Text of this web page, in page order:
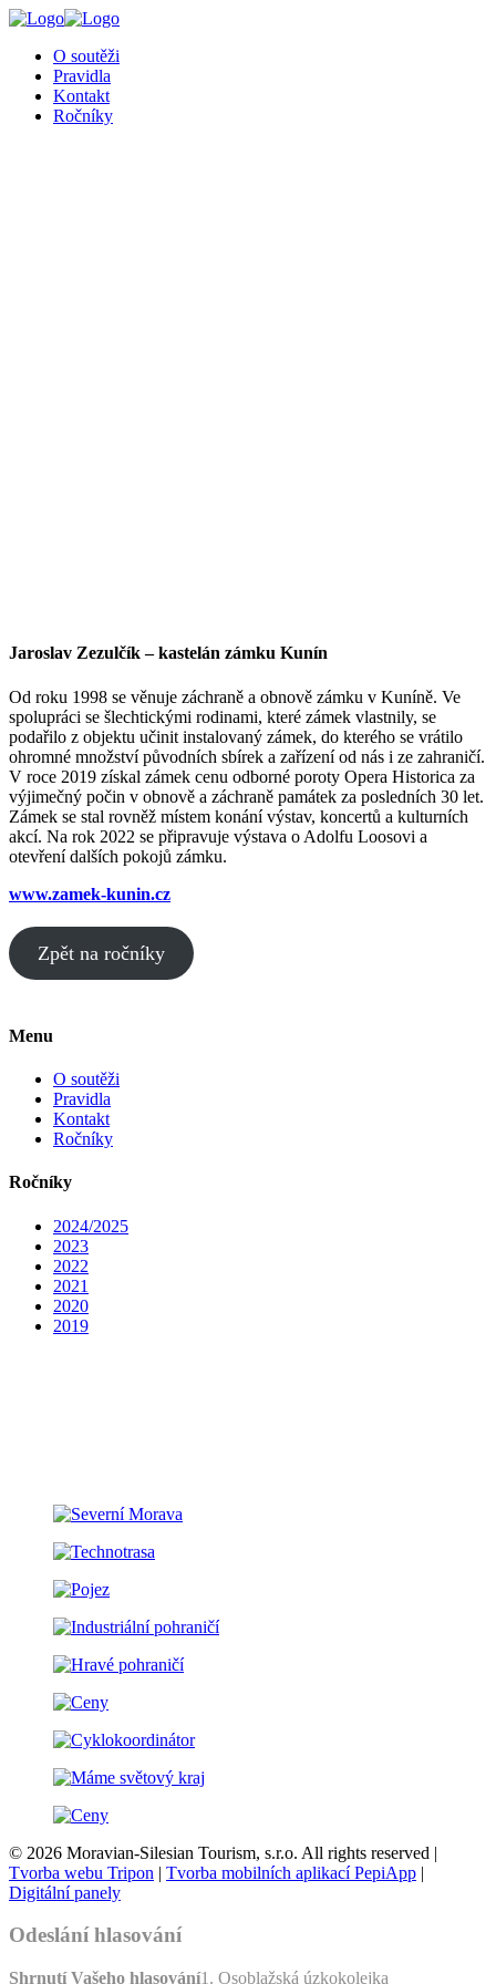
O soutěži
Pravidla
Kontakt
Ročníky
Jaroslav Zezulčík – kastelán zámku Kunín
Od roku 1998 se věnuje záchraně a obnově zámku v Kuníně. Ve
spolupráci se šlechtickými rodinami, které zámek vlastnily, se
podařilo z objektu učinit instalovaný zámek, do kterého se vrátilo
ohromné množství původních sbírek a zařízení od nás i ze zahraničí.
V roce 2019 získal zámek cenu odborné poroty Opera Historica za
výjimečný počin v obnově a záchraně památek za posledních 30 let.
Zámek se stal rovněž místem konání výstav, koncertů a kulturních
akcí. Na rok 2022 se připravuje výstava o Adolfu Loosovi a
otevření dalších pokojů zámku.
www.zamek-kunin.cz
Zpět na ročníky
Menu
O soutěži
Pravidla
Kontakt
Ročníky
Ročníky
2024/2025
2023
2022
2021
2020
2019
© 2026 Moravian-Silesian Tourism, s.r.o. All rights reserved |
Tvorba webu Tripon | Tvorba mobilních aplikací PepiApp |
Digitální panely
Odeslání hlasování
Shrnutí Vašeho hlasování1. Osoblažská úzkokolejka